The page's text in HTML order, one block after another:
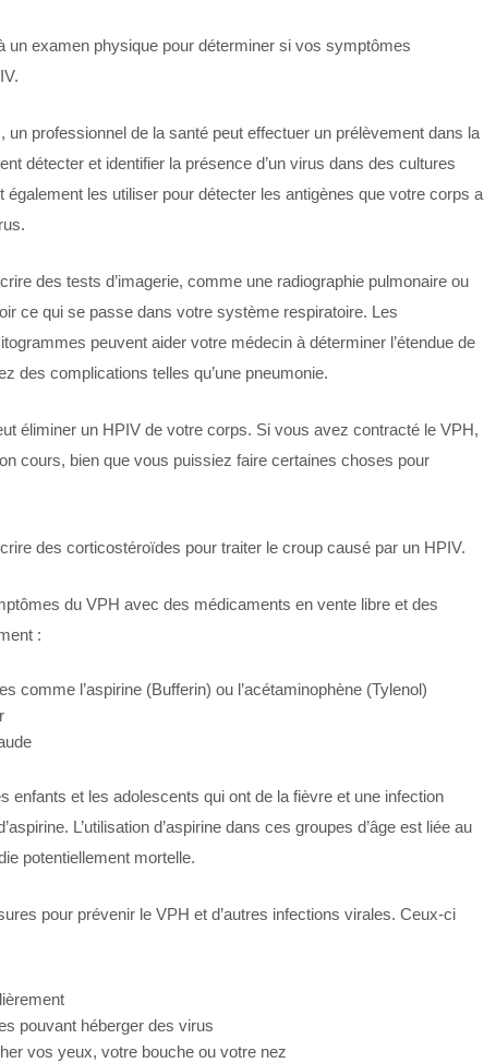
un examen physique pour déterminer si vos symptômes
un professionnel de la santé peut effectuer un prélèvement dans la
détecter et identifier la présence d’un virus dans des cultures
également les utiliser pour détecter les antigènes que votre corps a
des tests d’imagerie, comme une radiographie pulmonaire ou
ce qui se passe dans votre système respiratoire. Les
peuvent aider votre médecin à déterminer l’étendue de
des complications telles qu’une pneumonie.
éliminer un HPIV de votre corps. Si vous avez contracté le VPH,
cours, bien que vous puissiez faire certaines choses pour
des corticostéroïdes pour traiter le croup causé par un HPIV.
du VPH avec des médicaments en vente libre et des
:
comme l’aspirine (Bufferin) ou l’acétaminophène (Tylenol)
enfants et les adolescents qui ont de la fièvre et une infection
L’utilisation d’aspirine dans ces groupes d’âge est liée au
potentiellement mortelle.
pour prévenir le VPH et d’autres infections virales. Ceux-ci
pouvant héberger des virus
vos yeux, votre bouche ou votre nez